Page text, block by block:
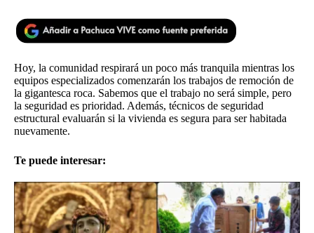
Hoy, la comunidad respirará un poco más tranquila mientras los
equipos especializados comenzarán los trabajos de remoción de
la gigantesca roca. Sabemos que el trabajo no será simple, pero
la seguridad es prioridad. Además, técnicos de seguridad
estructural evaluarán si la vivienda es segura para ser habitada
nuevamente.
Te puede interesar: